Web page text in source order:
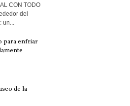
CON TODO
del
un...
para enfriar
de la